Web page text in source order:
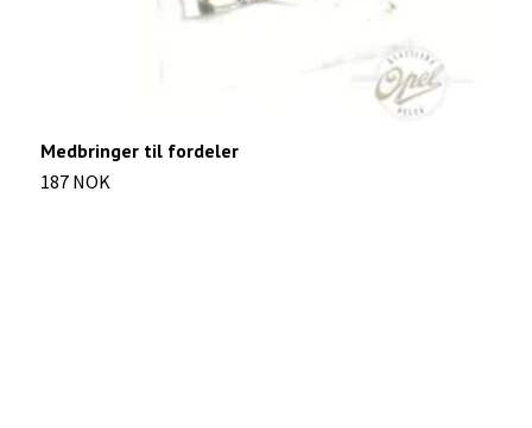
Medbringer til fordeler
187 NOK